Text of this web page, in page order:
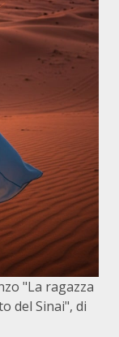
"La ragazza
del Sinai", di